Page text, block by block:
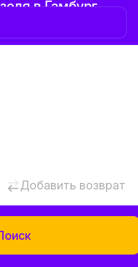
в Гамбург
Добавить возврат